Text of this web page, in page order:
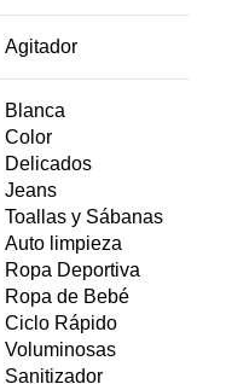
Agitador
Blanca
Color
Delicados
Jeans
Toallas y Sábanas
Auto limpieza
Ropa Deportiva
Ropa de Bebé
Ciclo Rápido
Voluminosas
Sanitizador